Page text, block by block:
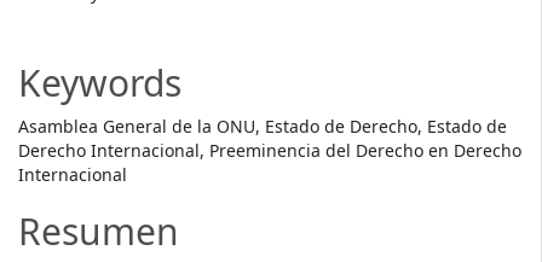
Article
Keywords
Asamblea General de la ONU, Estado de Derecho, Estado de
Derecho Internacional, Preeminencia del Derecho en Derecho
Internacional
Resumen